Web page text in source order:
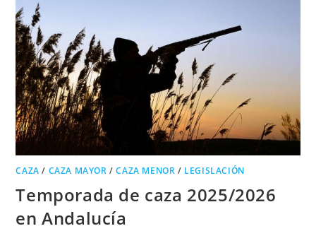
CAZA / CAZA MAYOR /CAZA MENOR / LEGISLACIÓN
Temporada de caza 2025/2026
en Andalucía